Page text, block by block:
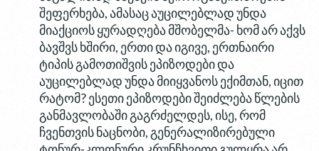
შეფერხება, ამასაც აუცილებლად უნდა
მიაქციოს ყურადღება მშობელმა- ხომ არ აქვს
ბავშვს ხშირი, ერთი და იგივე, ერთნაირი
ტიპის გამოთიშვის ეპიზოდები და
აუცილებლად უნდა მიიყვანოს ექიმთან, იცით
რატომ? ესეთი ეპიზოდები შეიძლება წლების
განმავლობაში გაგრძელდეს, ისე, რომ
ჩვენთვის ნაცნობი, გენერალიზირებული